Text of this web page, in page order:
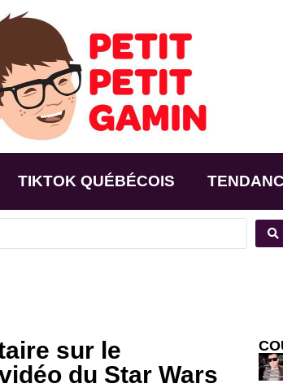
TIKTOK QUÉBÉCOIS
sur le
du Star Wars